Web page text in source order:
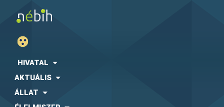
HIVATAL
AKTUÁLIS
ÁLLAT